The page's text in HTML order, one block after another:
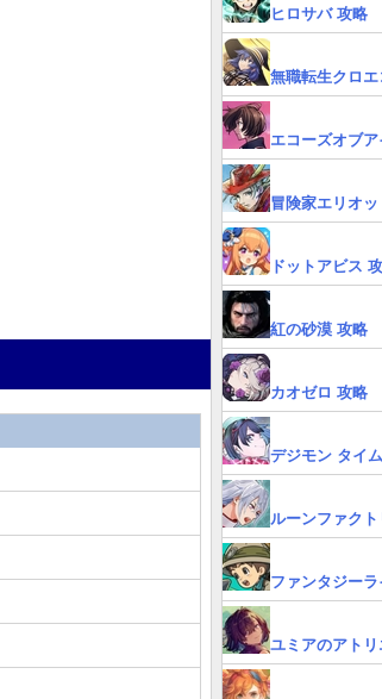
ヒロサバ 攻略
無職転生クロ
エコーズオブ
冒険家エリオ
ドットアビス
紅の砂漠 攻略
カオゼロ 攻略
デジモン タイ
ルーンファク
ファンタジー
ユミアのアト